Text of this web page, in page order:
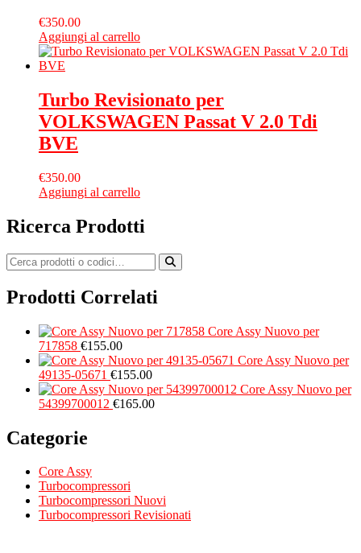
€350.00
Aggiungi al carrello
Turbo Revisionato per
VOLKSWAGEN Passat V 2.0 Tdi
BVE
€350.00
Aggiungi al carrello
Ricerca Prodotti
Prodotti Correlati
Core Assy Nuovo per
717858 €155.00
Core Assy Nuovo per
49135-05671 €155.00
Core Assy Nuovo per
54399700012 €165.00
Categorie
Core Assy
Turbocompressori
Turbocompressori Nuovi
Turbocompressori Revisionati